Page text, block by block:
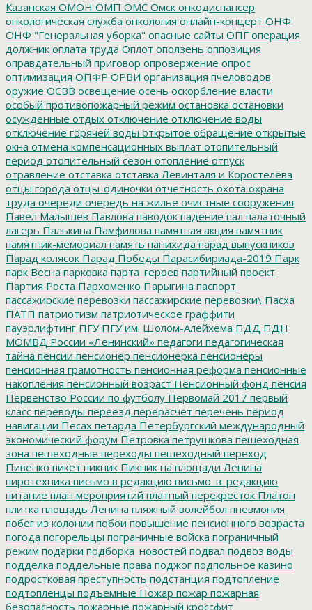
Казанская ОМОН ОМП ОМС Омск онкодиспансер
онкологическая служба онкология онлайн-концерт ОНФ
ОНФ "Генеральная уборка" опасные сайты ОПГ операция
должник оплата труда Оплот оползень оппозиция
оправдательный приговор опровержение опрос
оптимизация ОПФР ОРВИ организация пчеловодов
оружие ОСВВ освещение осень оскорбление власти
особый противопожарный режим остановка остановки
осужденные отдых отключение отключение воды
отключение горячей воды открытое обращение открытые
окна отмена компенсационных выплат отопительный
период отопительный сезон отопление отпуск
отравление отставка отставка Левинталя и Коростелёва
отцы города отцы-одиночки отчетность охота охрана
труда очереди очередь на жилье очистные сооружения
Павел Малышев Павлова паводок падение пал палаточный
лагерь Палькина Памфилова памятная акция памятник
памятник-мемориал память панихида парад выпускников
Парад колясок Парад Победы Парасибириада-2019 Парк
парк Весна парковка парта_героев партийный проект
Партия Роста Пархоменко Парыгина паспорт
пассажирские перевозки пассажирские перевозки\ Пасха
ПАТП патриотизм патриотическое граффити
пауэрлифтинг ПГУПГУ им. Шолом-Алейхема ПДД ПДН
МОМВД России «Ленинский» педагоги педагогическая
тайна пенсии пенсионер пенсионерка пенсионеры
пенсионная грамотность пенсионная реформа пенсионные
накопления пенсионный возраст Пенсионный фонд пенсия
Первенство России по футболу Первомай 2017 первый
класс переводы переезд перерасчет перечень период
навигации Песах петарда Петербургский международный
экономический форум Петровка петрушкова пешеходная
зона пешеходные переходы пешеходный переход
Пивенко пикет пикник Пикник на площади Ленина
пиротехника письмо в редакцию письмо_в_редакцию
питание план мероприятий платный перекресток Платон
плитка площадь Ленина пляжный волейбол пневмония
побег из колонии побои повышение пенсионного возраста
погода погорельцы пограничные войска пограничный
режим подарки подборка_новостей подвал подвоз воды
подделка поддельные права поджог подпольное казино
подростковая преступность подстанция подтопление
подтопленцы подъемные Пожар пожар пожарная
безопасность пожарные пожарный кроссфит